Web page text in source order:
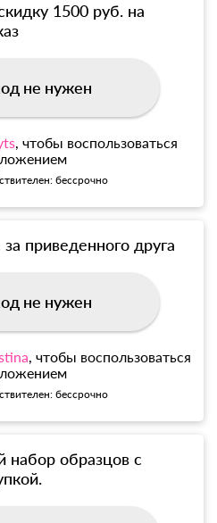
1500 руб. на
не нужен
, чтобы воспользоваться
бессрочно
за приведенного друга
не нужен
, чтобы воспользоваться
бессрочно
набор образцов с